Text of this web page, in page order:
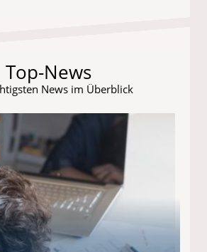
Top-News
News im Überblick